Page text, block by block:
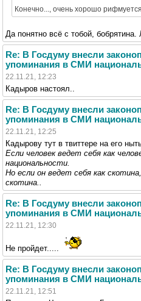
Конечно..., очень хорошо
Да понятно всё с тобой,
Re: В Госдуму внесли
упоминания в СМИ
22.11.21, 12:23
Кадыров настоял..
Re: В Госдуму внесли
упоминания в СМИ
22.11.21, 12:25
Кадырову тут в твиттере на его
Если человек ведет себя как
национальности.
Но если он ведет себя как
скотина..
Re: В Госдуму внесли
упоминания в СМИ
22.11.21, 12:30
Не пройдет.....
Re: В Госдуму внесли
упоминания в СМИ
22.11.21, 12:51